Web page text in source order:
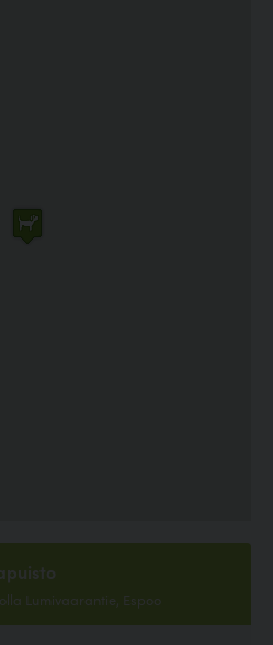
Lumivaarantie, Espoo